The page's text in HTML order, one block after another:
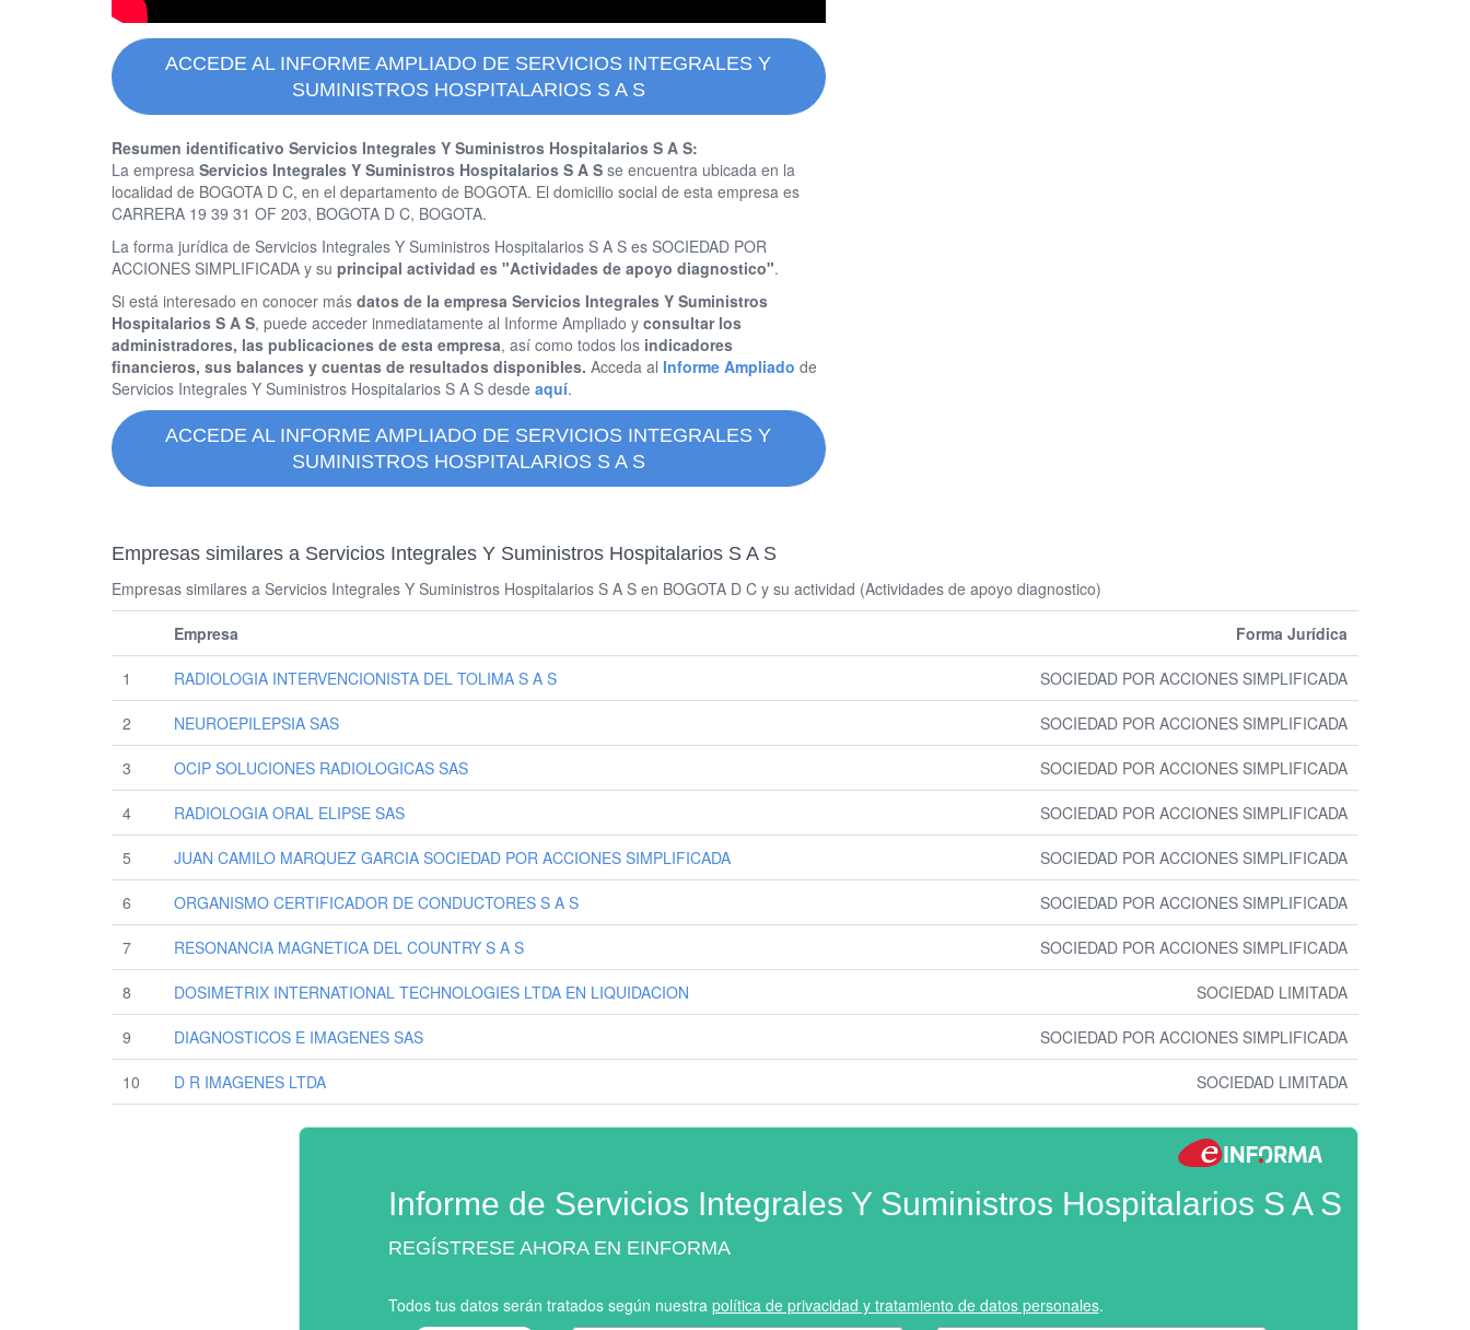
ACCEDE AL INFORME AMPLIADO DE SERVICIOS INTEGRALES Y
SUMINISTROS HOSPITALARIOS S A S
Resumen identificativo Servicios Integrales Y Suministros Hospitalarios S A S:
La empresa Servicios Integrales Y Suministros Hospitalarios S A S se encuentra ubicada en la
localidad de BOGOTA D C, en el departamento de BOGOTA. El domicilio social de esta empresa es
CARRERA 19 39 31 OF 203, BOGOTA D C, BOGOTA.
La forma jurídica de Servicios Integrales Y Suministros Hospitalarios S A S es SOCIEDAD POR
ACCIONES SIMPLIFICADA y su principal actividad es "Actividades de apoyo diagnostico".
Si está interesado en conocer más datos de la empresa Servicios Integrales Y Suministros
Hospitalarios S A S, puede acceder inmediatamente al Informe Ampliado y consultar los
administradores, las publicaciones de esta empresa, así como todos los indicadores
financieros, sus balances y cuentas de resultados disponibles. Acceda al Informe Ampliado de
Servicios Integrales Y Suministros Hospitalarios S A S desde aquí.
ACCEDE AL INFORME AMPLIADO DE SERVICIOS INTEGRALES Y
SUMINISTROS HOSPITALARIOS S A S
Empresas similares a Servicios Integrales Y Suministros Hospitalarios S A S
Empresas similares a Servicios Integrales Y Suministros Hospitalarios S A S en BOGOTA D C y su actividad (Actividades de apoyo diagnostico)
Empresa Forma Jurídica
1 RADIOLOGIA INTERVENCIONISTA DEL TOLIMA S A S SOCIEDAD POR ACCIONES SIMPLIFICADA
2 NEUROEPILEPSIA SAS SOCIEDAD POR ACCIONES SIMPLIFICADA
3 OCIP SOLUCIONES RADIOLOGICAS SAS SOCIEDAD POR ACCIONES SIMPLIFICADA
4 RADIOLOGIA ORAL ELIPSE SAS SOCIEDAD POR ACCIONES SIMPLIFICADA
5 JUAN CAMILO MARQUEZ GARCIA SOCIEDAD POR ACCIONES SIMPLIFICADA SOCIEDAD POR ACCIONES SIMPLIFICADA
6 ORGANISMO CERTIFICADOR DE CONDUCTORES S A S SOCIEDAD POR ACCIONES SIMPLIFICADA
7 RESONANCIA MAGNETICA DEL COUNTRY S A S SOCIEDAD POR ACCIONES SIMPLIFICADA
8 DOSIMETRIX INTERNATIONAL TECHNOLOGIES LTDA EN LIQUIDACION SOCIEDAD LIMITADA
9 DIAGNOSTICOS E IMAGENES SAS SOCIEDAD POR ACCIONES SIMPLIFICADA
10 D R IMAGENES LTDA SOCIEDAD LIMITADA
Informe de Servicios Integrales Y Suministros Hospitalarios S A S
REGÍSTRESE AHORA EN EINFORMA
Todos tus datos serán tratados según nuestra política de privacidad y tratamiento de datos personales.